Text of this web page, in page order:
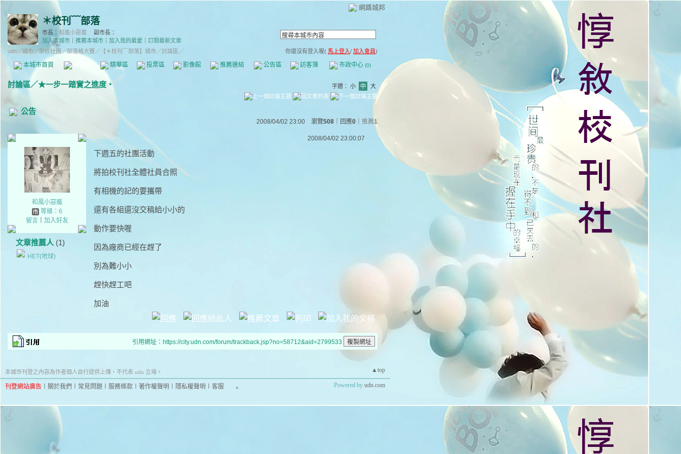
網路城邦
＊校刊﹋部落
市長： 和風小惡魔
副市長：
加入本城市
推薦本城市 加入我的最愛
訂閱最新文章
udn／城市／學校社團／部落格大賽／ 【＊校刊﹋部落】城市／討論區／ 你還沒有登入喔( 馬上登入/ 加入會員)
本城市首頁 精華區 投票區 影像館 推薦連結 公告區 訪客簿 市政中心 (0)
討論區／★一步一踏實之進度‧ 字體： 小 中 大
公告
2008/04/02 23:00 瀏覽508 ｜回應0 推薦1
和風小惡魔
等級：6
留言｜ 加入好友
文章推薦人 (1)
HET(地球)
2008/04/02 23:00:07
下週五的社團活動
將拍校刊社全體社員合照
有相機的記的要攜帶
還有各組還沒交稿給小小的
動作要快喔
因為廠商已經在趕了
別為難小小
趕快趕工吧
加油
引用網址：https://city.udn.com/forum/trackback.jsp?no=58712&aid=2799533
▲top
本城市刊登之內容為作者個人自行提供上傳，不代表 udn 立場。
刊登網站廣告 關於我們 常見問題 服務條款 著作權聲明 隱私權聲明 客服 Powered by udn.com